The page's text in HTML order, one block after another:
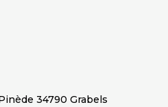
34790 Grabels